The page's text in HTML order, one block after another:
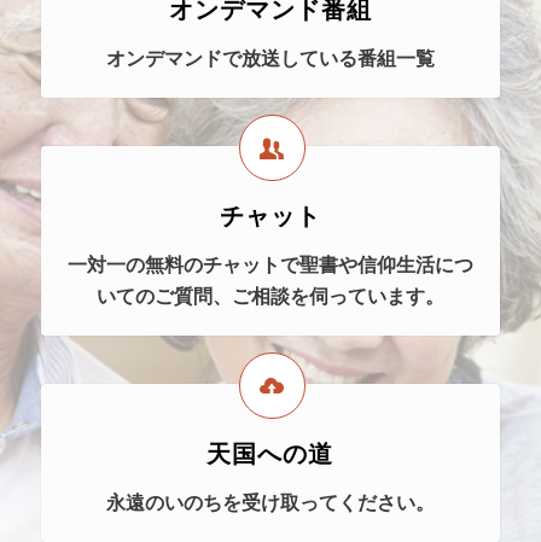
オンデマンド番組
オンデマンドで放送している番組一覧
チャット
一対一の無料のチャットで聖書や信仰生活につ
いてのご質問、ご相談を伺っています。
天国への道
永遠のいのちを受け取ってください。